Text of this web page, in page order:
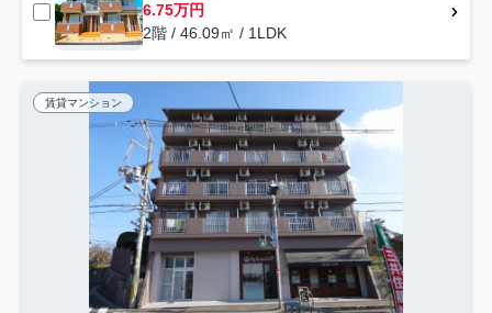
6.75万円
2階 / 46.09㎡ / 1LDK
賃貸マンション